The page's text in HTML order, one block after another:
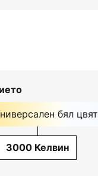
бял цвят
3000 Келвин